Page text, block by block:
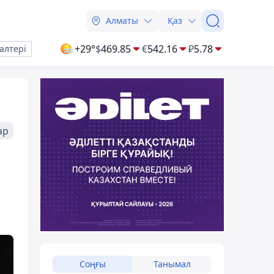
Алматы Қаз
+29°$469.85 €542.16 ₽5.78
Соңғы Танымал